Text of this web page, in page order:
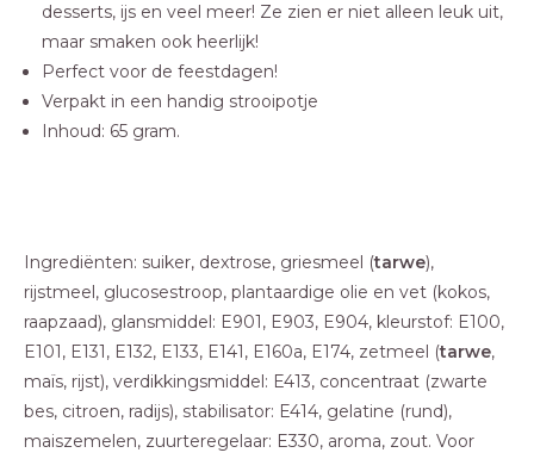
desserts, ijs en veel meer! Ze zien er niet alleen leuk uit,
maar smaken ook heerlijk!
Perfect voor de feestdagen!
Verpakt in een handig strooipotje
Inhoud: 65 gram.
Ingrediënten: suiker, dextrose, griesmeel (tarwe),
rijstmeel, glucosestroop, plantaardige olie en vet (kokos,
raapzaad), glansmiddel: E901, E903, E904, kleurstof: E100,
E101, E131, E132, E133, E141, E160a, E174, zetmeel (tarwe,
maïs, rijst), verdikkingsmiddel: E413, concentraat (zwarte
bes, citroen, radijs), stabilisator: E414, gelatine (rund),
maiszemelen, zuurteregelaar: E330, aroma, zout. Voor